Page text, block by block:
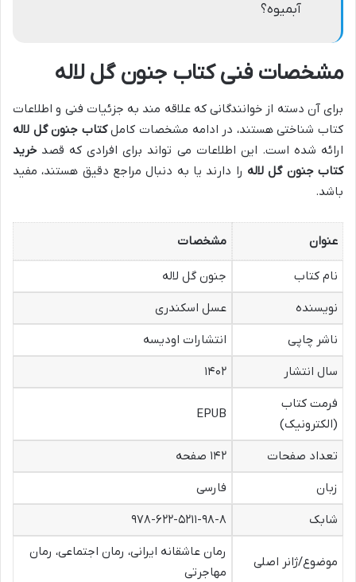
آبمیوه؟
مشخصات فنی کتاب جنون گل لاله
برای آن دسته از خوانندگانی که علاقه مند به جزئیات فنی و اطلاعات
کتاب شناختی هستند، در ادامه مشخصات کاملکتاب جنون گل لاله
ارائه شده است. این اطلاعات می تواند برای افرادی که قصد خرید
کتاب جنون گل لاله را دارند یا به دنبال مراجع دقیق هستند، مفید
باشد.
عنوان مشخصات
نام کتاب
جنون گل لاله
نویسنده
عسل اسکندری
ناشر چاپی
انتشارات اودیسه
سال انتشار
۱۴۰۲
فرمت کتاب
(الکترونیک)
EPUB
تعداد صفحات
۱۴۲ صفحه
زبان
فارسی
شابک
۹۷۸-۶۲۲-۵۲۱۱-۹۸-۸
موضوع/ژانر اصلی
رمان عاشقانه ایرانی، رمان اجتماعی، رمان
مهاجرتی